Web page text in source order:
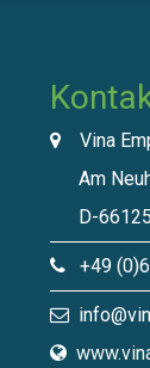
Vina
Am
D-66125
+49